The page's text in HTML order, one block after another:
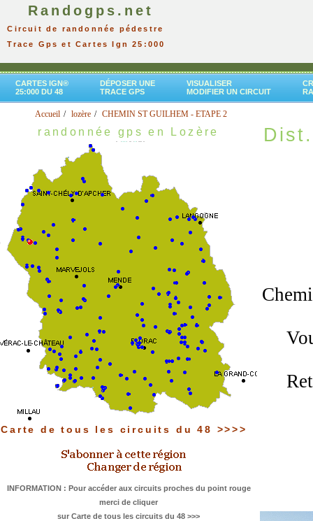
Randogps.net
Circuit de randonnée pédestre
Trace Gps et Cartes Ign 25:000
CARTES IGN®
25:000 DU 48
DÉPOSER UNE
TRACE GPS
VISUALISER
MODIFIER UN CIRCUIT
Accueil lozère CHEMIN ST GUILHEM - ETAPE 2
randonnée gps en Lozère
Carte de tous les circuits du 48 >>>>
INFORMATION : Pour accéder aux circuits proches du point rouge
merci de cliquer
sur Carte de tous les circuits du 48 >>>